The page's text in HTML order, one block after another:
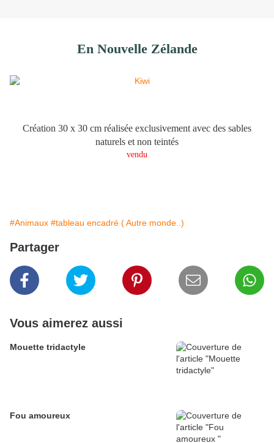
En Nouvelle Zélande
Création 30 x 30 cm réalisée exclusivement avec des sables
naturels et non teintés
vendu
#Animaux #tableau encadré ( Autre monde..)
Partager
Vous aimerez aussi
Mouette tridactyle
Fou amoureux